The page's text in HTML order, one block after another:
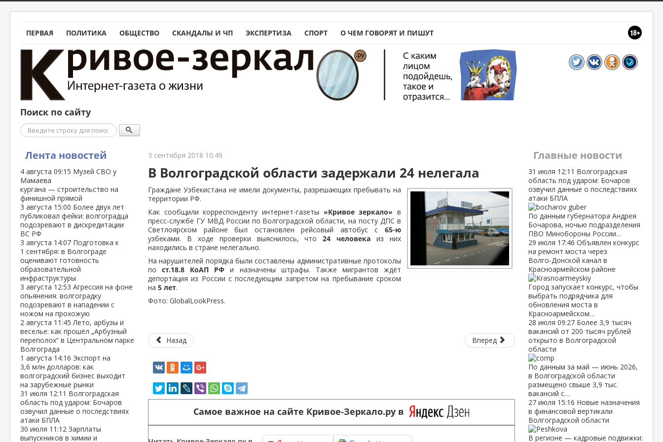
ПЕРВАЯ ПОЛИТИКА ОБЩЕСТВО СКАНДАЛЫ И ЧП ЭКСПЕРТИЗА СПОРТ О ЧЕМ ГОВОРЯТ И ПИШУТ
Поиск по сайту
Поиск
Лента новостей
4 августа 09:15 Музей СВО у
Мамаева
кургана — строительство на
финишной прямой
3 августа 15:00 Более двух лет
публиковал фейки: волгоградца
подозревают в дискредитации
ВС РФ
3 августа 14:07 Подготовка к
1 сентября: в Волгограде
оценивают готовность
образовательной
инфраструктуры
3 августа 12:53 Агрессия на фоне
опьянения: волгоградку
подозревают в нападении с
ножом на прохожую
2 августа 11:45Лето, арбузы и
веселье: как прошёл „Арбузный
переполох“ в Центральном парке
Волгограда
1 августа 14:16 Экспорт на
3,6 млн долларов: как
волгоградский бизнес выходит
на зарубежные рынки
31 июля 12:11 Волгоградская
область под ударом: Бочаров
озвучил данные о последствиях
атаки БПЛА
30 июля 11:12 Зарплаты
выпускников в химии и
3 сентября 2018 10:49
В Волгоградской области задержали 24 нелегала
Граждане Узбекистана не имели документы, разрешающих пребывать на
территории РФ.
Как сообщили корреспонденту интернет-газеты «Кривое зеркало» в
пресс-службе ГУ МВД России по Волгоградской области, на посту ДПС в
Светлоярском районе был остановлен рейсовый автобус с 65-ю
узбеками. В ходе проверки выяснилось, что24 человека из них
находились в стране нелегально.
На нарушителей порядка были составлены административные протоколы
по ст.18.8 КоАП РФ и назначены штрафы. Также мигрантов ждёт
депортация из России с последующим запретом на пребывание сроком
на5 лет.
Фото: GlobalLookPress.
Назад Вперед
Самое важное на сайте Кривое-Зеркало.ру в
Главные новости
31 июля 12:11 Волгоградская
область под ударом: Бочаров
озвучил данные о последствиях
атаки БПЛА
По данным губернатора Андрея
Бочарова, ночью подразделения
ПВО Минобороны России…
29 июля 17:46 Объявлен конкурс
на ремонт моста через
Волго‑Донской канал в
Красноармейском районе
Город запускает конкурс, чтобы
выбрать подрядчика для
обновления моста в
Красноармейском…
28 июля 09:27 Более 3,9 тысяч
вакансий от 200 тысяч рублей
открыто в Волгоградской
области
По данным за май — июнь 2026,
в Волгоградской области
размещено свыше 3,9 тыс.
вакансий с…
27 июля 15:16 Новые назначения
в финансовой вертикали
Волгоградской области
В регионе — кадровые подвижки: